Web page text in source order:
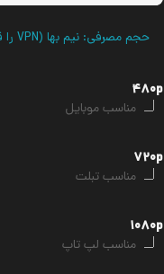
حجم مصرفی: نیم بها (VPN را قطع کنید)
۴۸۰p
مناسب موبایل
۷۲۰p
مناسب تبلت
۱۰۸۰p
مناسب لپ تاپ